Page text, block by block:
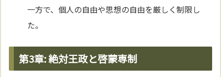
一方で、個人の自由や思想の自由を厳しく制限し
た。
第3章: 絶対王政と啓蒙専制